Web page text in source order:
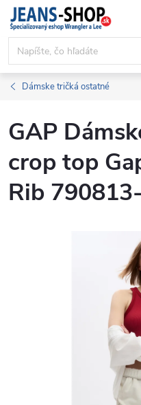
Prejsť
obsah
Dámske tričká ostatné
GAP
crop top
Rib